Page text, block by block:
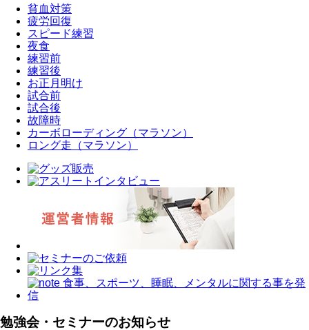
貧血対策
疲労回復
スピード練習
夜食
練習前
練習後
お正月明け
試合前
試合後
故障時
カーボローディング（マラソン）
ロング走（マラソン）
勉強会・セミナーのお知らせ